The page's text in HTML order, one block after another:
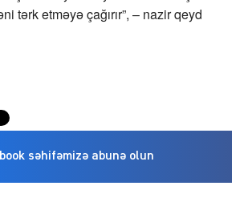
tərk etməyə çağırır”, – nazir qeyd
səhifəmizə abunə olun